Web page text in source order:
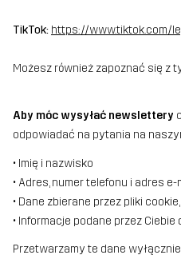
TikTok: https://www.tiktok.com/
Możesz również zapoznać się z
Aby móc wysyłać newslettery
odpowiadać na pytania na
• Imię i nazwisko
• Adres, numer telefonu i adres e-
• Dane zbierane przez pliki
• Informacje podane przez
Przetwarzamy te dane